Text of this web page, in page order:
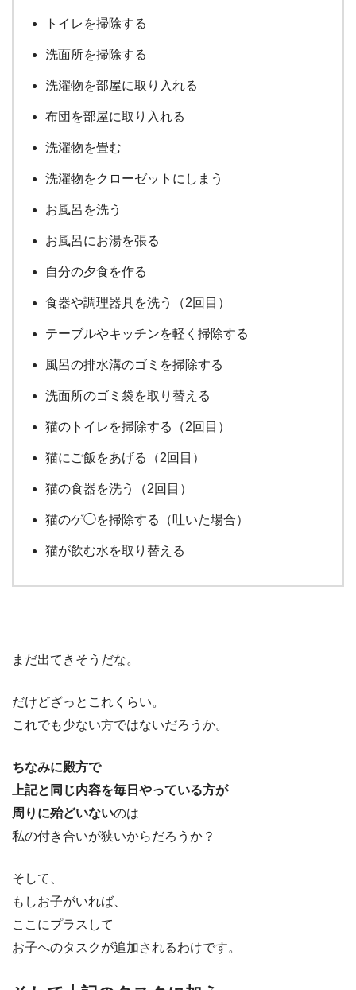
トイレを掃除する
洗面所を掃除する
洗濯物を部屋に取り入れる
布団を部屋に取り入れる
洗濯物を畳む
洗濯物をクローゼットにしまう
お風呂を洗う
お風呂にお湯を張る
自分の夕食を作る
食器や調理器具を洗う（2回目）
テーブルやキッチンを軽く掃除する
風呂の排水溝のゴミを掃除する
洗面所のゴミ袋を取り替える
猫のトイレを掃除する（2回目）
猫にご飯をあげる（2回目）
猫の食器を洗う（2回目）
猫のゲ◯を掃除する（吐いた場合）
猫が飲む水を取り替える
まだ出てきそうだな。
だけどざっとこれくらい。
これでも少ない方ではないだろうか。
ちなみに殿方で
上記と同じ内容を毎日やっている方が
周りに殆どいないのは
私の付き合いが狭いからだろうか？
そして、
もしお子がいれば、
ここにプラスして
お子へのタスクが追加されるわけです。